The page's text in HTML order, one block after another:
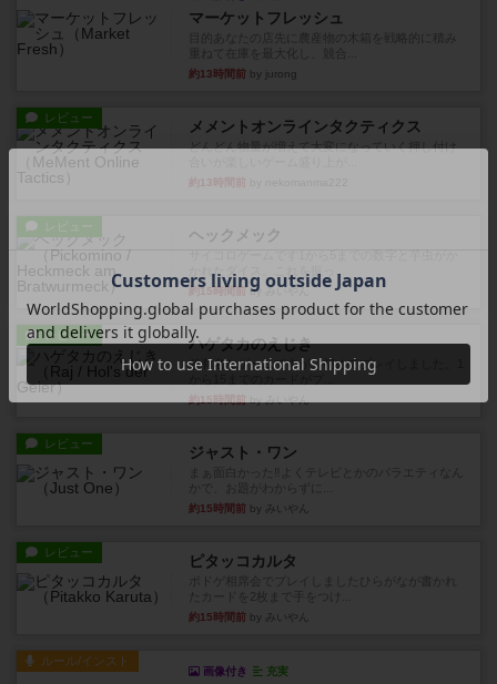
マーケットフレッシュ
目的あなたの店先に農産物の木箱を戦略的に積み
重ねて在庫を最大化し、競合...
約13時間前 by jurong
レビュー メメントオンラインタクティクス
どんどん物量が増えて大変になっていく押し付け
約13時間前
レビュー ヘックメック
サイコロゲームです1から5までの数字と芋虫がか
約15時間前by みいやん
レビュー ハゲタカのえじき
超有名なゲームですが、初めてプレイしました。1
約15時間前
レビュー ジャスト・ワン
まぁ面白かった‼️よくテレビとかのバラエティなん
かで、お題がわからずに...
約15時間前 by みいやん
レビュー ピタッコカルタ
ボドゲ相席会でプレイしましたひらがなが書かれ
たカードを2枚まで手をつけ...
約15時間前 by みいやん
ルール/インスト
画像付き 充実